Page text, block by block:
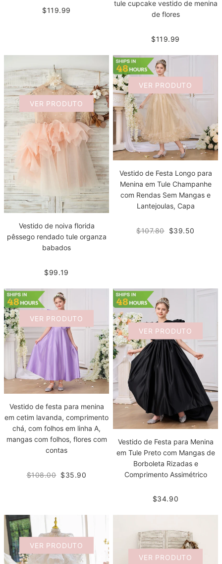
$119.99
tule cupcake vestido de menina
de flores
$119.99
VER PRODUTO
Vestido de noiva florida
pêssego rendado tule organza
babados
$99.19
VER PRODUTO
Vestido de Festa Longo para
Menina em Tule Champanhe
com Rendas Sem Mangas e
Lantejoulas, Capa
$107.80 $39.50
VER PRODUTO
Vestido de festa para menina
em cetim lavanda, comprimento
chá, com folhos em linha A,
mangas com folhos, flores com
contas
$108.00 $35.90
VER PRODUTO
Vestido de Festa para Menina
em Tule Preto com Mangas de
Borboleta Rizadas e
Comprimento Assimétrico
$34.90
VER PRODUTO
VER PRODUTO